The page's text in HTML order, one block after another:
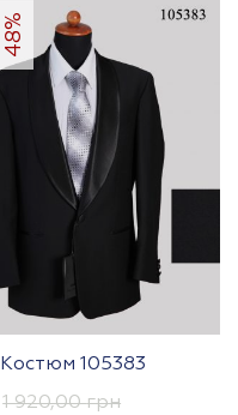
48%
Костюм 105383
1 920,00грн